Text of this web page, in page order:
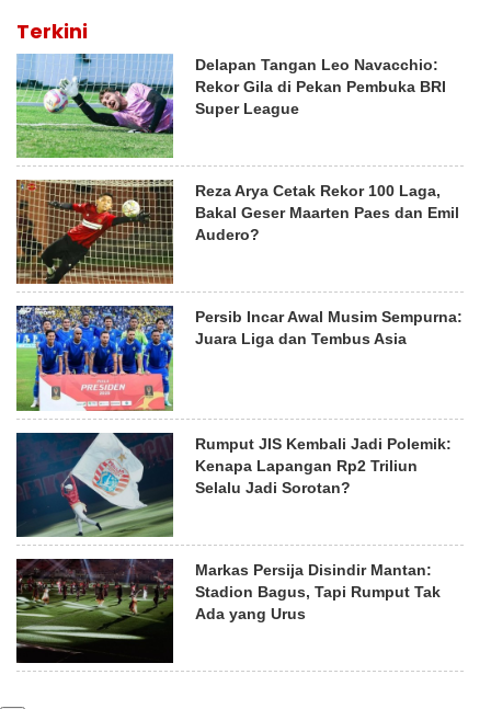
Terkini
Delapan Tangan Leo Navacchio:
Rekor Gila di Pekan Pembuka BRI
Super League
Reza Arya Cetak Rekor 100 Laga,
Bakal Geser Maarten Paes dan Emil
Audero?
Persib Incar Awal Musim Sempurna:
Juara Liga dan Tembus Asia
Rumput JIS Kembali Jadi Polemik:
Kenapa Lapangan Rp2 Triliun
Selalu Jadi Sorotan?
Markas Persija Disindir Mantan:
Stadion Bagus, Tapi Rumput Tak
Ada yang Urus